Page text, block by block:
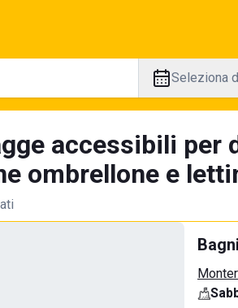
Seleziona
accessibili per
ombrellone e